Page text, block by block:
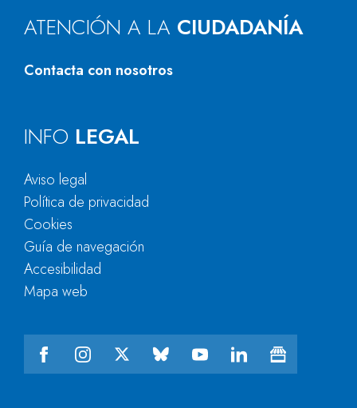
ATENCIÓN A LA CIUDADANÍA
Contacta con nosotros
INFO LEGAL
Aviso legal
Política de privacidad
Cookies
Guía de navegación
Accesibilidad
Mapa web